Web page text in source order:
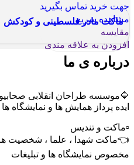
جهت خرید تماس بگیرید
مشاهده سریع
مقایسه
افزودن به علاقه مندی
ماکت مادر فلسطینی و کودکش
درباره ی ما
🔷موسسه طراحان انقلابی
ایده پرداز همایش ها و نمایشگاه ها
▫️ماکت و تندیس
👈ماکت شهدا ، علما ، شخصیت
مخصوص نمایشگاه ها و تبلیغات